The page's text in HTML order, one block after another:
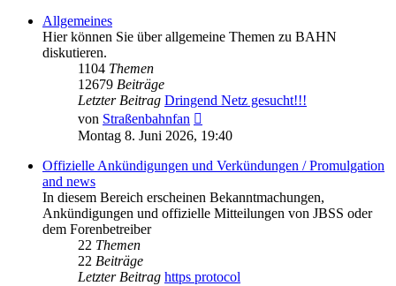
Allgemeines
Hier können Sie über allgemeine Themen zu BAHN
diskutieren.
1104 Themen
12679 Beiträge
Letzter Beitrag Dringend Netz gesucht!!!
von Straßenbahnfan
Beitrag
Montag 8. Juni 2026, 19:40
Offizielle Ankündigungen und Verkündungen / Promulgation
and news
In diesem Bereich erscheinen Bekanntmachungen,
Ankündigungen und offizielle Mitteilungen von JBSS oder
dem Forenbetreiber
22 Themen
22 Beiträge
Letzter Beitrag https protocol